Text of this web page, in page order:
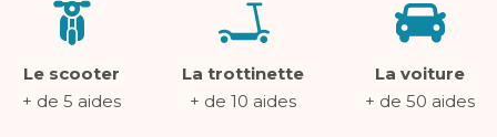
Le scooter
+ de 5 aides
La trottinette
+ de 10 aides
La voiture
+ de 50 aides